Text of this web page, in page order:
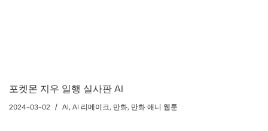
포켓몬 지우 일행 실사판 AI
2024-03-02 AI, AI 리메이크, 만화, 만화 애니 웹툰